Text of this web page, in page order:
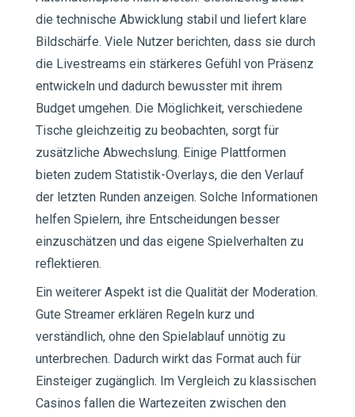
die technische Abwicklung stabil und liefert klare
Bildschärfe. Viele Nutzer berichten, dass sie durch
die Livestreams ein stärkeres Gefühl von Präsenz
entwickeln und dadurch bewusster mit ihrem
Budget umgehen. Die Möglichkeit, verschiedene
Tische gleichzeitig zu beobachten, sorgt für
zusätzliche Abwechslung. Einige Plattformen
bieten zudem Statistik-Overlays, die den Verlauf
der letzten Runden anzeigen. Solche Informationen
helfen Spielern, ihre Entscheidungen besser
einzuschätzen und das eigene Spielverhalten zu
reflektieren.
Ein weiterer Aspekt ist die Qualität der Moderation.
Gute Streamer erklären Regeln kurz und
verständlich, ohne den Spielablauf unnötig zu
unterbrechen. Dadurch wirkt das Format auch für
Einsteiger zugänglich. Im Vergleich zu klassischen
Casinos fallen die Wartezeiten zwischen den